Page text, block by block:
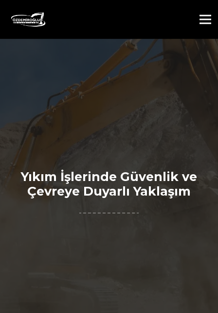
Yıkım İşlerinde Güvenlik ve
Çevreye Duyarlı Yaklaşım